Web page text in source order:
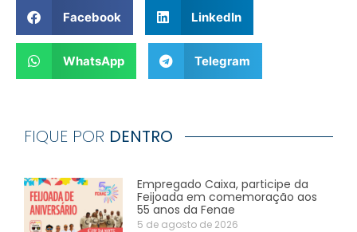
Facebook LinkedIn
WhatsApp Telegram
FIQUE POR DENTRO
Empregado Caixa, participe da
Feijoada em comemoração aos
55 anos da Fenae
5 de agosto de 2026